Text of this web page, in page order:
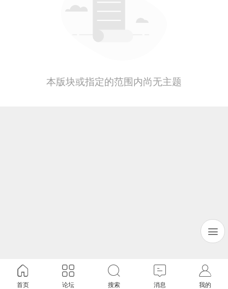
本版块或指定的范围内尚无主题
首页 论坛 搜索 消息 我的